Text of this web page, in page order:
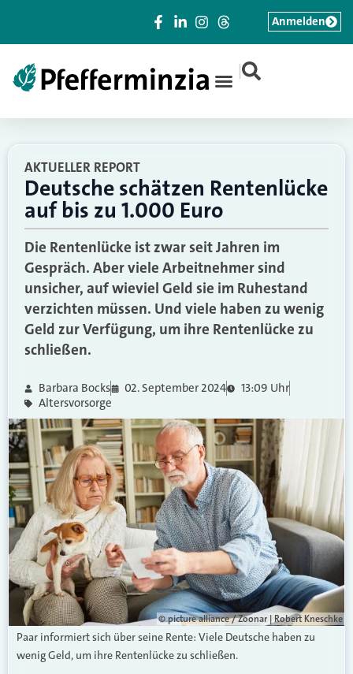
|
Anmelden
AKTUELLER REPORT
Deutsche schätzen Rentenlücke
auf bis zu 1.000 Euro
Die Rentenlücke ist zwar seit Jahren im
Gespräch. Aber viele Arbeitnehmer sind
unsicher, auf wieviel Geld sie im Ruhestand
verzichten müssen. Und viele haben zu wenig
Geld zur Verfügung, um ihre Rentenlücke zu
schließen.
Barbara Bocks 02. September 2024
13:09 Uhr
Altersvorsorge
© picture alliance / Zoonar | Robert Kneschke
Paar informiert sich über seine Rente: Viele Deutsche haben zu
wenig Geld, um ihre Rentenlücke zu schließen.